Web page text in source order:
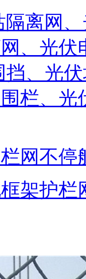
隔离网
、光
、光
栏、
网不停
架护栏